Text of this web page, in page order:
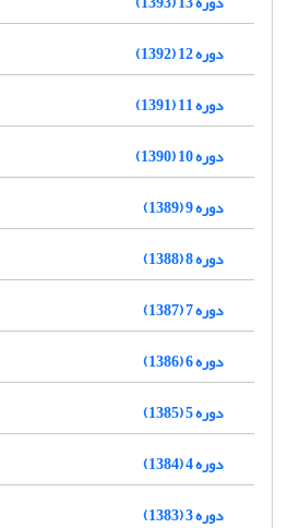
دوره 12 (1392)
دوره 11 (1391)
دوره 10 (1390)
دوره 9 (1389)
دوره 8 (1388)
دوره 7 (1387)
دوره 6 (1386)
دوره 5 (1385)
دوره 4 (1384)
دوره 3 (1383)